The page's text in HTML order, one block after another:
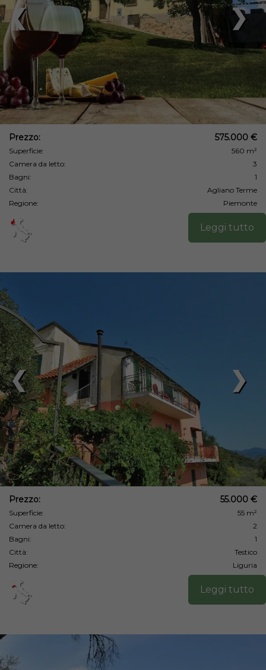
❯
❮
Prezzo: 575.000 €
Superficie:
560 m²
Camera da letto:
3
Bagni:
1
Città:
Agliano Terme
Regione:
Piemonte
Leggi tutto
❯
❮
Prezzo: 55.000 €
Superficie:
55 m²
Camera da letto:
2
Bagni:
1
Città:
Testico
Regione:
Liguria
Leggi tutto